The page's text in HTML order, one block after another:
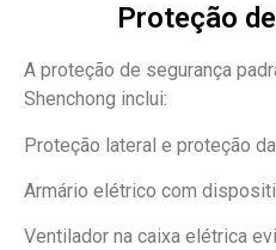
Proteção
A proteção de segurança
Shenchong inclui:
Proteção lateral e proteção
Armário elétrico com
Ventilador na caixa elétrica